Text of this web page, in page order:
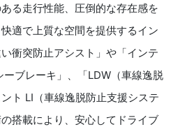
る走行性能、圧倒的な存在感を
適で上質な空間を提供するイン
衝突防止アシスト」や「インテ
ーブレーキ」、「LDW（車線逸脱
ト LI（車線逸脱防止支援システ
搭載により、安心してドライブ